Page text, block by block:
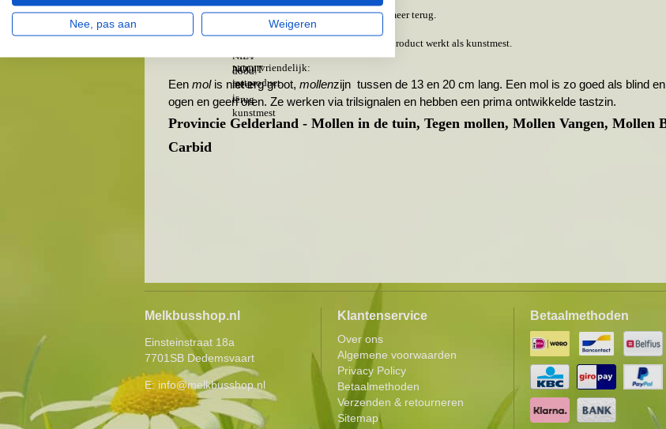
Dezelfde mol komtNOOIT meer terug.
: restproduct werkt als kunstmest.
Een molis niet erg groot, mollenzijn tussen de 13 en 20 cm lang. Een mol is zo goed als blind
ogen en geen oren. Ze werken via trilsignalen en hebben een prima ontwikkelde tastzin.
Provincie Gelderland - Mollen in de tuin, Tegen mollen, Mollen Vangen, Mollen
Carbid
Melkbusshop.nl
Einsteinstraat 18a
7701SB Dedemsvaart
E: info@melkbusshop.nl
Klantenservice
Over ons
Algemene voorwaarden
Privacy Policy
Betaalmethoden
Verzenden & retourneren
Sitemap
Betaalmethoden
Nee, pas aan Weigeren